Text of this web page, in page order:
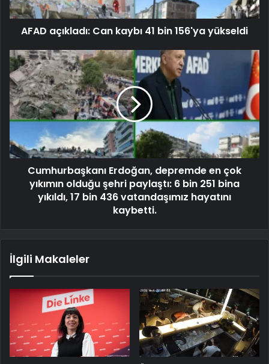
AFAD açıkladı: Can kaybı 41 bin 156'ya yükseldi
Cumhurbaşkanı Erdoğan, depremde en çok
yıkımın olduğu şehri paylaştı: 6 bin 251 bina
yıkıldı, 17 bin 436 vatandaşımız hayatını
kaybetti.
İlgili Makaleler